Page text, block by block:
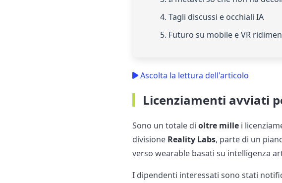
4. Tagli discussi e occhiali IA
5. Futuro su mobile e VR
Ascolta la lettura dell'articolo
Licenziamenti avviati
Sono un totale dioltre mille i
divisione Reality Labs, parte di un
verso wearable basati su intelligenza
I dipendenti interessati sono stati